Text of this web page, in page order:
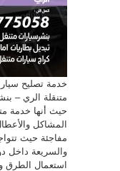
خدمة تصليح
متنقلة الري –
حيث أنها خدمة
المشاكل
مفاجئة حيث
والسريعة داخل
استعمال الطرق